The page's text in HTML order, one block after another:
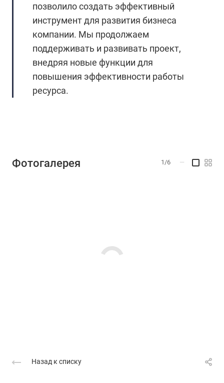
позволило создать эффективный
инструмент для развития бизнеса
компании. Мы продолжаем
поддерживать и развивать проект,
внедряя новые функции для
повышения эффективности работы
ресурса.
Фотогалерея 1/6 —
Назад к списку